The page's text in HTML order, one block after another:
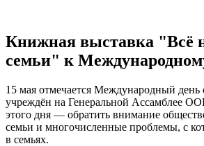
Книжная выставка "Всё
семьи" к
15 мая отмечается Международный день
учреждён на Генеральной Ассамблее
этого дня — обратить внимание
семьи и многочисленные проблемы, с
в семьях.